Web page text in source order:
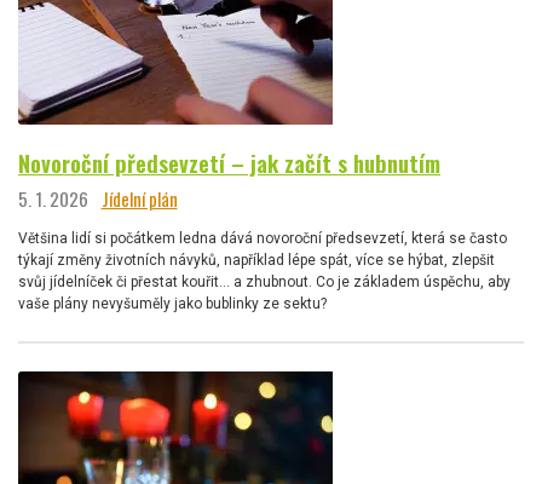
Novoroční předsevzetí – jak začít s hubnutím
5. 1. 2026 Jídelní plán
Většina lidí si počátkem ledna dává novoroční předsevzetí, která se často
týkají změny životních návyků, například lépe spát, více se hýbat, zlepšit
svůj jídelníček či přestat kouřit… a zhubnout. Co je základem úspěchu, aby
vaše plány nevyšuměly jako bublinky ze sektu?